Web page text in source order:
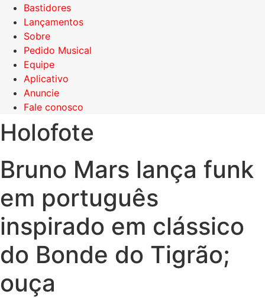
Bastidores
Lançamentos
Sobre
Pedido Musical
Equipe
Aplicativo
Anuncie
Fale conosco
Holofote
Bruno Mars lança funk
em português
inspirado em clássico
do Bonde do Tigrão;
ouça